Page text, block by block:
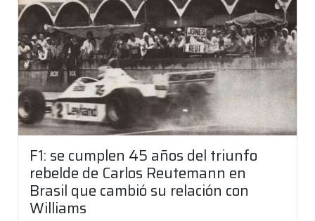
F1: se cumplen 45 años del triunfo
rebelde de Carlos Reutemann en
Brasil que cambió su relación con
Williams